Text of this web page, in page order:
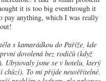
it is too big eventhrough it
pay anything, which I was really
s kamarádkou do Paříže, kde
dovolená bez rodičů (když
Ubytovaly jsme se v hotelu, který
chůzí). To mi přijde neuvěřitelné.